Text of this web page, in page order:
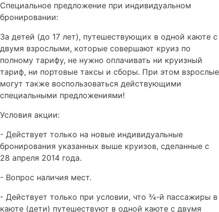
Специальное предложение при индивидуальном
бронировании:
За детей (до 17 лет), путешествующих в одной каюте с
двумя взрослыми, которые совершают круиз по
полному тарифу, не нужно оплачивать ни круизный
тариф, ни портовые таксы и сборы. При этом взрослые
могут также воспользоваться действующими
специальными предложениями!
Условия акции:
- Действует только на новые индивидуальные
бронирования указанных выше круизов, сделанные с
28 апреля 2014 года.
- Вопрос наличия мест.
- Действует только при условии, что ¾-й пассажиры в
каюте (дети) путешествуют в одной каюте с двумя